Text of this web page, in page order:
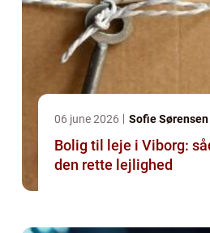
06 june 2026 Sofie Sørensen
Bolig til leje i Viborg:
den rette lejlighed